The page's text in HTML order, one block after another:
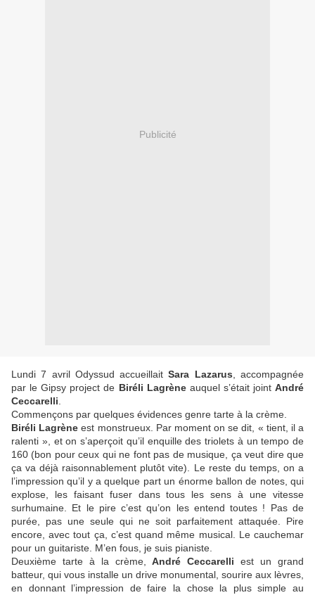
Publicité
Lundi 7 avril Odyssud accueillaitSara Lazarus , accompagnée
par le Gipsy project de Biréli Lagrèneauquel s’était jointAndré
Ceccarelli
Commençons par quelques évidences genre tarte à la crème.
Biréli Lagrène est monstrueux. Par moment on se dit, « tient, il a
ralenti », et on s’aperçoit qu’il enquille des triolets à un tempo de
160 (bon pour ceux qui ne font pas de musique, ça veut dire que
ça va déjà raisonnablement plutôt vite). Le reste du temps, on a
l’impression qu’il y a quelque part un énorme ballon de notes, qui
explose, les faisant fuser dans tous les sens à une vitesse
surhumaine. Et le pire c’est qu’on les entend toutes ! Pas de
purée, pas une seule qui ne soit parfaitement attaquée. Pire
encore, avec tout ça, c’est quand même musical. Le cauchemar
pour un guitariste. M’en fous, je suis pianiste.
Deuxième tarte à la crème,André Ceccarelli est un grand
batteur, qui vous installe un drive monumental, sourire aux lèvres,
en donnant l’impression de faire la chose la plus simple au